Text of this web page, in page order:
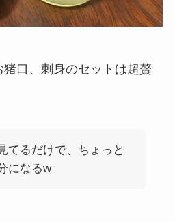
口、刺身のセットは超贅
てるだけで、ちょっと
になるw